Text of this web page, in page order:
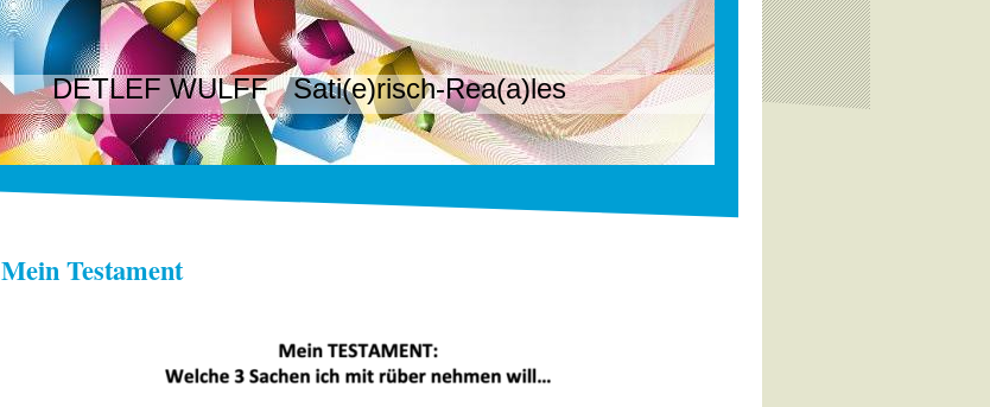
DETLEF WULFF Sati(e)risch-Rea(a)les
Mein Testament